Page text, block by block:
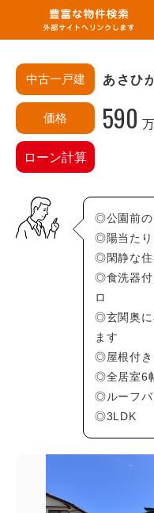
エリアから探す
あ行・か行
相田(3)
大塚西(0)
大塚東(0)
大町東(0)
上安町(0)
ま行
中古一戸建 あさひ
価格 590
ローン計算
◎公園前の
◎陽当たり
◎閑静な住
◎食洗器付
ロ
◎玄関奥に
ます
◎屋根付き
◎全居室6
◎ルーフバ
◎3LDK